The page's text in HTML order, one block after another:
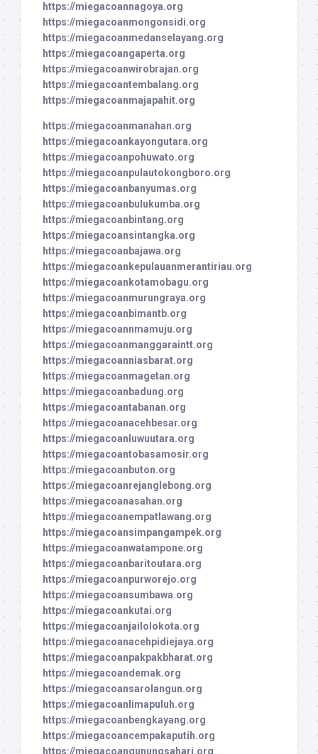
https://miegacoannagoya.org
https://miegacoanmongonsidi.org
https://miegacoanmedanselayang.org
https://miegacoangaperta.org
https://miegacoanwirobrajan.org
https://miegacoantembalang.org
https://miegacoanmajapahit.org
https://miegacoanmanahan.org
https://miegacoankayongutara.org
https://miegacoanpohuwato.org
https://miegacoanpulautokongboro.org
https://miegacoanbanyumas.org
https://miegacoanbulukumba.org
https://miegacoanbintang.org
https://miegacoansintangka.org
https://miegacoanbajawa.org
https://miegacoankepulauanmerantiriau.org
https://miegacoankotamobagu.org
https://miegacoanmurungraya.org
https://miegacoanbimantb.org
https://miegacoannmamuju.org
https://miegacoanmanggaraintt.org
https://miegacoanniasbarat.org
https://miegacoanmagetan.org
https://miegacoanbadung.org
https://miegacoantabanan.org
https://miegacoanacehbesar.org
https://miegacoanluwuutara.org
https://miegacoantobasamosir.org
https://miegacoanbuton.org
https://miegacoanrejanglebong.org
https://miegacoanasahan.org
https://miegacoanempatlawang.org
https://miegacoansimpangampek.org
https://miegacoanwatampone.org
https://miegacoanbaritoutara.org
https://miegacoanpurworejo.org
https://miegacoansumbawa.org
https://miegacoankutai.org
https://miegacoanjailolokota.org
https://miegacoanacehpidiejaya.org
https://miegacoanpakpakbharat.org
https://miegacoandemak.org
https://miegacoansarolangun.org
https://miegacoanlimapuluh.org
https://miegacoanbengkayang.org
https://miegacoancempakaputih.org
https://miegacoangunungsahari.org